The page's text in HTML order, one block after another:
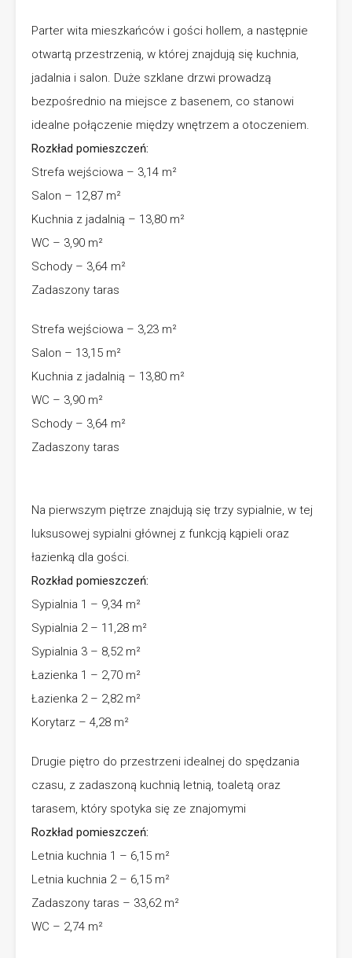
Parter wita mieszkańców i gości hollem, a następnie
otwartą przestrzenią, w której znajdują się kuchnia,
jadalnia i salon. Duże szklane drzwi prowadzą
bezpośrednio na miejsce z basenem, co stanowi
idealne połączenie między wnętrzem a otoczeniem.
Rozkład pomieszczeń:
Strefa wejściowa – 3,14 m²
Salon – 12,87 m²
Kuchnia z jadalnią – 13,80 m²
WC – 3,90 m²
Schody – 3,64 m²
Zadaszony taras
Strefa wejściowa – 3,23 m²
Salon – 13,15 m²
Kuchnia z jadalnią – 13,80 m²
WC – 3,90 m²
Schody – 3,64 m²
Zadaszony taras
Na pierwszym piętrze znajdują się trzy sypialnie, w tej
luksusowej sypialni głównej z funkcją kąpieli oraz
łazienką dla gości.
Rozkład pomieszczeń:
Sypialnia 1 – 9,34 m²
Sypialnia 2 – 11,28 m²
Sypialnia 3 – 8,52 m²
Łazienka 1 – 2,70 m²
Łazienka 2 – 2,82 m²
Korytarz – 4,28 m²
Drugie piętro do przestrzeni idealnej do spędzania
czasu, z zadaszoną kuchnią letnią, toaletą oraz
tarasem, który spotyka się ze znajomymi
Rozkład pomieszczeń:
Letnia kuchnia 1 – 6,15 m²
Letnia kuchnia 2 – 6,15 m²
Zadaszony taras – 33,62 m²
WC – 2,74 m²